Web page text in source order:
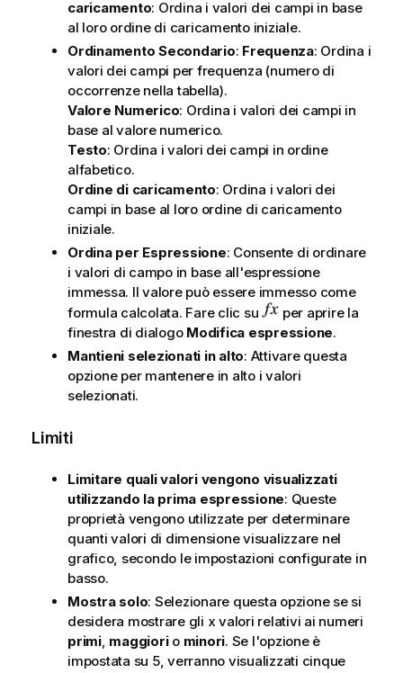
caricamento: Ordina i valori dei campi in base
al loro ordine di caricamento iniziale.
Ordinamento Secondario: Frequenza: Ordina i
valori dei campi per frequenza (numero di
occorrenze nella tabella).
Valore Numerico: Ordina i valori dei campi in
base al valore numerico.
Testo: Ordina i valori dei campi in ordine
alfabetico.
Ordine di caricamento: Ordina i valori dei
campi in base al loro ordine di caricamento
iniziale.
Ordina per Espressione: Consente di ordinare
i valori di campo in base all'espressione
immessa. Il valore può essere immesso come
formula calcolata. Fare clic su
per aprire la
finestra di dialogo Modifica espressione.
Mantieni selezionati in alto: Attivare questa
opzione per mantenere in alto i valori
selezionati.
Limiti
Limitare quali valori vengono visualizzati
utilizzando la prima espressione: Queste
proprietà vengono utilizzate per determinare
quanti valori di dimensione visualizzare nel
grafico, secondo le impostazioni configurate in
basso.
Mostra solo: Selezionare questa opzione se si
desidera mostrare gli x valori relativi ai numeri
primi, maggiorio minori. Se l'opzione è
impostata su 5, verranno visualizzati cinque